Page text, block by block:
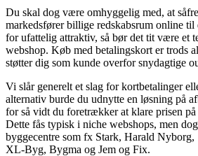
Du skal dog være omhyggelig med, at
markedsfører billige redskabsrum online til
for ufattelig attraktiv, så bør det tit være et
webshop. Køb med betalingskort er trods
støtter dig som kunde overfor snydagtige
Vi slår generelt et slag for kortbetalinger
alternativ burde du udnytte en løsning på
for så vidt du foretrækker at klare prisen på
Dette fås typisk i niche webshops, men
byggecentre som fx Stark, Harald
XL-Byg, Bygma og Jem og Fix.